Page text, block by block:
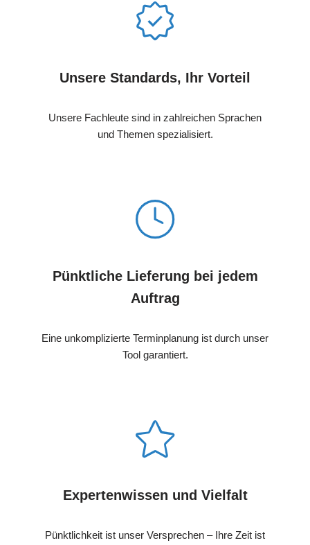
Unsere Standards, Ihr Vorteil
Unsere Fachleute sind in zahlreichen Sprachen
und Themen spezialisiert.
Pünktliche Lieferung bei jedem
Auftrag
Eine unkomplizierte Terminplanung ist durch unser
Tool garantiert.
Expertenwissen und Vielfalt
Pünktlichkeit ist unser Versprechen – Ihre Zeit ist